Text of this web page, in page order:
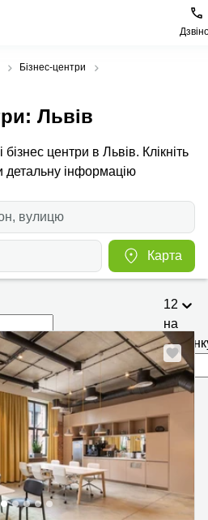
Бізнес-центри
: Львів
центри в Львів. Клікніть
інформацію
Карта
12
на